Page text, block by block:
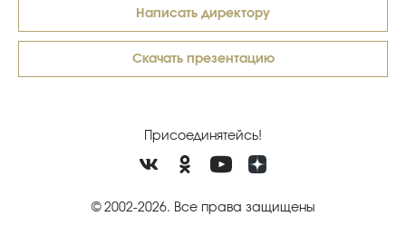
Написать директору
Скачать презентацию
Присоединятейсь!
© 2002-2026. Все права защищены